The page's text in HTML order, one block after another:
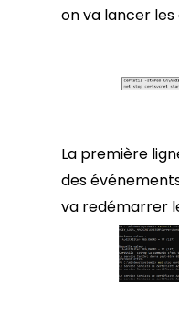
on va lancer
La première
des
va redémarrer